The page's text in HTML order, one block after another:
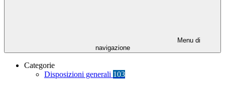
Menu di
navigazione
Categorie
Disposizioni generali 103